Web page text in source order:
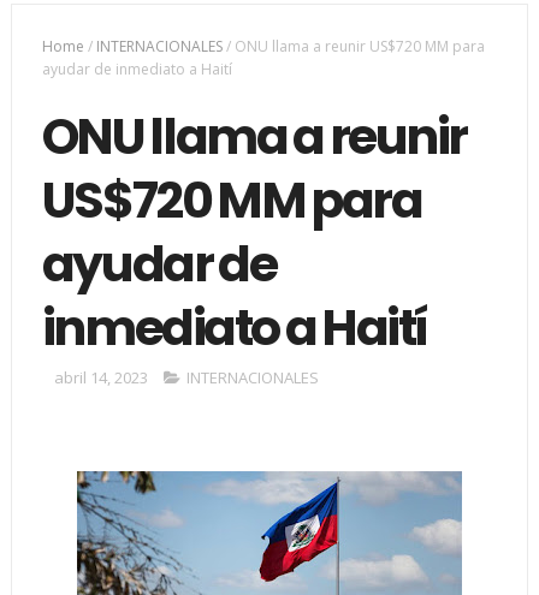
Home / INTERNACIONALES/ ONU llama a reunir US$720 MM para
ayudar de inmediato a Haití
ONU llama a reunir
US$720 MM para
ayudar de
inmediato a Haití
abril 14, 2023 INTERNACIONALES